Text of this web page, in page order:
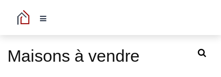
Maisons à vendre